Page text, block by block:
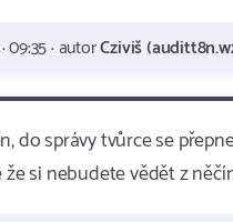
09:35 · autorCziviš
do správy tvůrce se
že si nebudete vědět z